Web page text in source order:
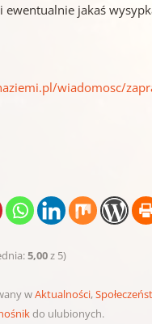
jakaś
wiadomosc/
5,00z 5)
wAktualności,
do ulubionych.